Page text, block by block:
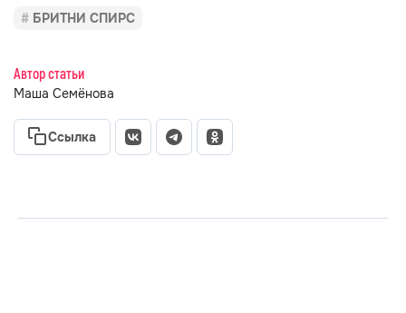
БРИТНИ СПИРС
Автор статьи
Маша Семёнова
Ссылка